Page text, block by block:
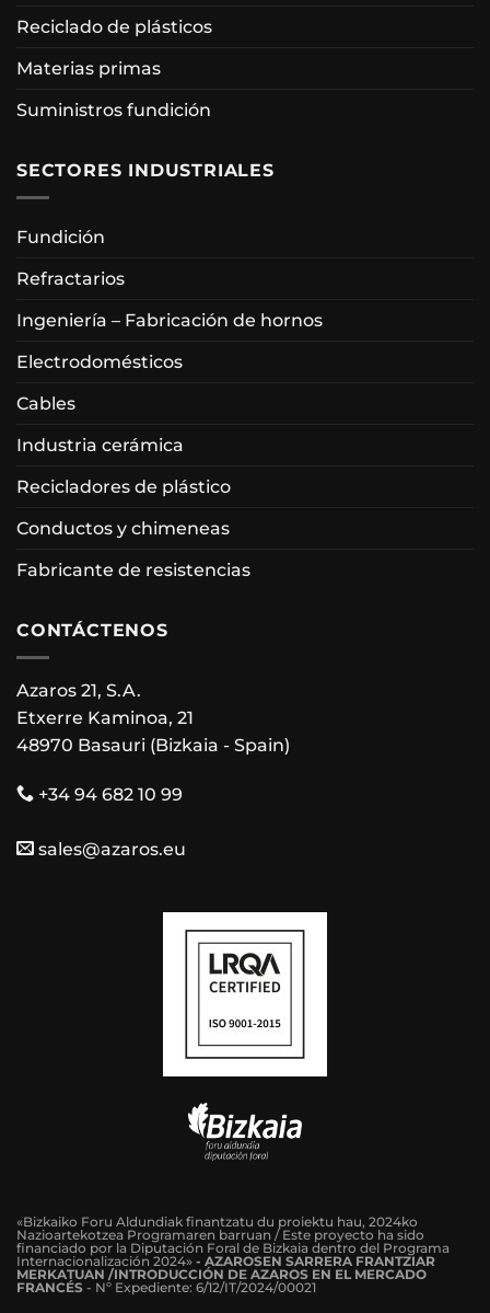
Reciclado de plásticos
Materias primas
Suministros fundición
SECTORES INDUSTRIALES
Fundición
Refractarios
Ingeniería – Fabricación de hornos
Electrodomésticos
Cables
Industria cerámica
Recicladores de plástico
Conductos y chimeneas
Fabricante de resistencias
CONTÁCTENOS
Azaros 21, S.A.
Etxerre Kaminoa, 21
48970 Basauri (Bizkaia - Spain)
+34 94 682 10 99
sales@azaros.eu
«Bizkaiko Foru Aldundiak finantzatu du proiektu hau, 2024ko
Nazioartekotzea Programaren barruan / Este proyecto ha sido
financiado por la Diputación Foral de Bizkaia dentro del Programa
Internacionalización 2024» - AZAROSEN SARRERA FRANTZIAR
MERKATUAN /INTRODUCCIÓN DE AZAROS EN EL MERCADO
FRANCÉS - Nº Expediente: 6/12/IT/2024/00021